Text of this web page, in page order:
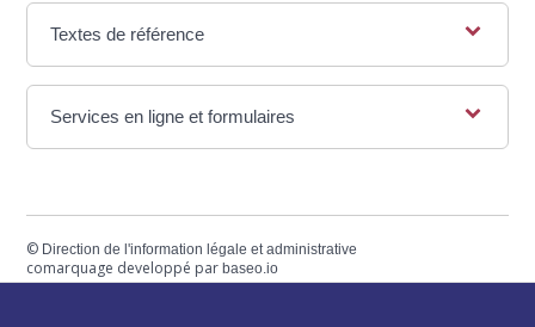
Textes de référence
Services en ligne et formulaires
© Direction de l'information légale et administrative
comarquage developpé parbaseo.io